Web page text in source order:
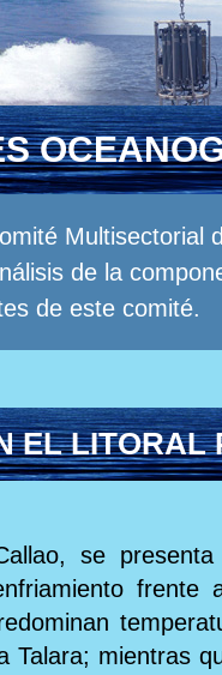
Multisectorial
de la
de este comité.
EL LITORAL
se
mientras